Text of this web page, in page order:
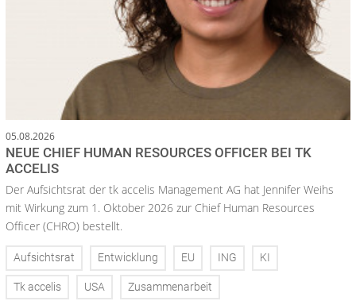
05.08.2026
NEUE CHIEF HUMAN RESOURCES OFFICER BEI TK
ACCELIS
Der Aufsichtsrat der tk accelis Management AG hat Jennifer Weihs
mit Wirkung zum 1. Oktober 2026 zur Chief Human Resources
Officer (CHRO) bestellt.
Aufsichtsrat Entwicklung EU ING KI
Tk accelis USA Zusammenarbeit